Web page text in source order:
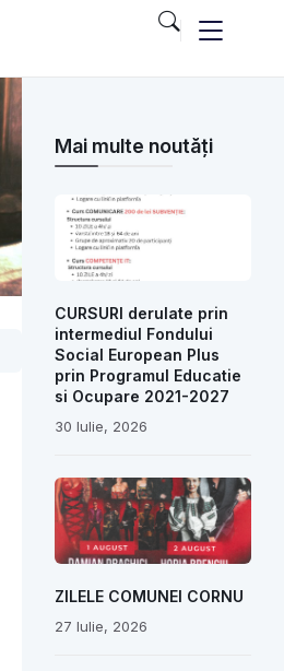
Mai multe noutăți
CURSURI derulate prin
intermediul Fondului
Social European Plus
prin Programul Educatie
si Ocupare 2021-2027
30 Iulie, 2026
ZILELE COMUNEI CORNU
27 Iulie, 2026